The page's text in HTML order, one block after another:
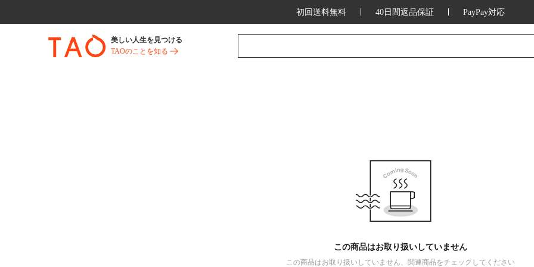
初回送料無料 40日間返品保証 PayPay対応
美しい人生を見つける
TAOのことを知る
この商品はお取り扱いしていません
この商品はお取り扱いしていません、関連商品をチェックしてください